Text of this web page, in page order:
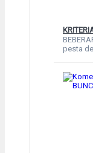
pesta